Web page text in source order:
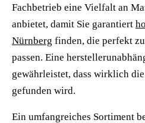
Fachbetrieb eine Vielfalt an
anbietet, damit Sie garantiert
Nürnberg finden, die perfekt
passen. Eine
gewährleistet, dass wirklich
gefunden wird.
Ein umfangreiches Sortiment